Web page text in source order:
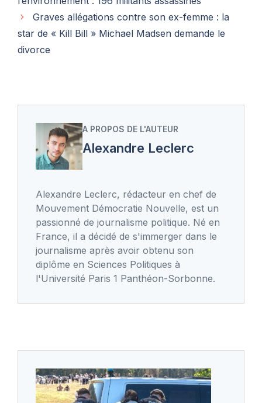
Graves allégations contre son ex-femme : la
star de « Kill Bill » Michael Madsen demande le
divorce
A PROPOS DE L'AUTEUR
Alexandre Leclerc
Alexandre Leclerc, rédacteur en chef de
Mouvement Démocratie Nouvelle, est un
passionné de journalisme politique. Né en
France, il a décidé de s'immerger dans le
journalisme après avoir obtenu son
diplôme en Sciences Politiques à
l'Université Paris 1 Panthéon-Sorbonne.